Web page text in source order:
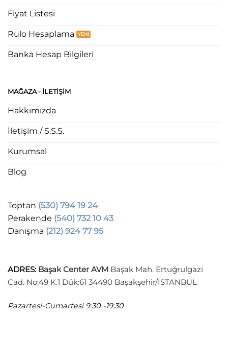
Fiyat Listesi
Rulo Hesaplama
Banka Hesap Bilgileri
MAĞAZA - ILETIŞIM
Hakkımızda
İletişim / S.S.S.
Kurumsal
Blog
Toptan (530) 794 19 24
Perakende (540) 732 10 43
Danışma (212) 924 77 95
ADRES: Başak Center AVM Başak Mah. Ertuğrulgazi
Cad. No:49 K.1 Dük:61 34490 Başakşehir/İSTANBUL
Pazartesi-Cumartesi 9:30 -19:30